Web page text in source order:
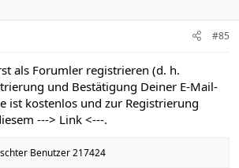
#85
als Forumler registrieren (d. h.
und Bestätigung Deiner E-Mail-
ist kostenlos und zur Registrierung
---> Link <---.
Benutzer 217424